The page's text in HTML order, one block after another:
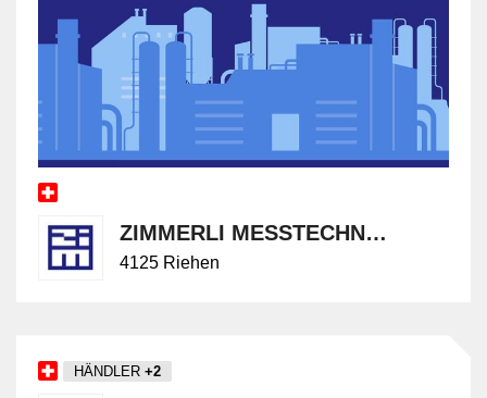
ZIMMERLI MESSTECHNIK AG
4125 Riehen
HÄNDLER +2